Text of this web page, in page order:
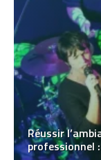
Réussir
professionnel